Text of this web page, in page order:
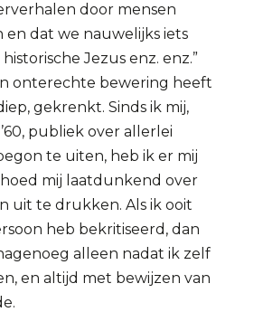
door mensen
en dat we nauwelijks iets
Jezus enz. enz.”
onterechte bewering heeft
gekrenkt. Sinds ik mij,
publiek over allerlei
te uiten, heb ik er mij
mij laatdunkend over
uit te drukken. Als ik ooit
heb bekritiseerd, dan
alleen nadat ik zelf
en altijd met bewijzen van